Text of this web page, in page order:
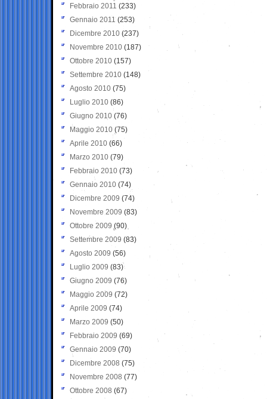
Febbraio 2011 (233)
Gennaio 2011 (253)
Dicembre 2010 (237)
Novembre 2010 (187)
Ottobre 2010 (157)
Settembre 2010 (148)
Agosto 2010 (75)
Luglio 2010 (86)
Giugno 2010 (76)
Maggio 2010 (75)
Aprile 2010 (66)
Marzo 2010 (79)
Febbraio 2010 (73)
Gennaio 2010 (74)
Dicembre 2009 (74)
Novembre 2009 (83)
Ottobre 2009 (90)
Settembre 2009 (83)
Agosto 2009 (56)
Luglio 2009 (83)
Giugno 2009 (76)
Maggio 2009 (72)
Aprile 2009 (74)
Marzo 2009 (50)
Febbraio 2009 (69)
Gennaio 2009 (70)
Dicembre 2008 (75)
Novembre 2008 (77)
Ottobre 2008 (67)